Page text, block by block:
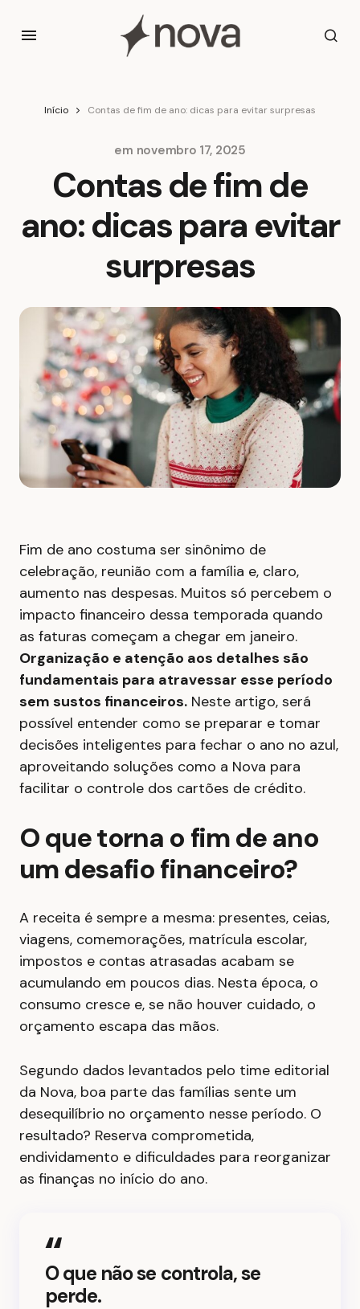
Início Contas de fim de ano: dicas para evitar surpresas
em novembro 17, 2025
Contas de fim de
ano: dicas para evitar
surpresas
Fim de ano costuma ser sinônimo de
celebração, reunião com a família e, claro,
aumento nas despesas. Muitos só percebem o
impacto financeiro dessa temporada quando
as faturas começam a chegar em janeiro.
Organização e atenção aos detalhes são
fundamentais para atravessar esse período
sem sustos financeiros. Neste artigo, será
possível entender como se preparar e tomar
decisões inteligentes para fechar o ano no azul,
aproveitando soluções como a Nova para
facilitar o controle dos cartões de crédito.
O que torna o fim de ano
um desafio financeiro?
A receita é sempre a mesma: presentes, ceias,
viagens, comemorações, matrícula escolar,
impostos e contas atrasadas acabam se
acumulando em poucos dias. Nesta época, o
consumo cresce e, se não houver cuidado, o
orçamento escapa das mãos.
Segundo dados levantados pelo time editorial
da Nova, boa parte das famílias sente um
desequilíbrio no orçamento nesse período. O
resultado? Reserva comprometida,
endividamento e dificuldades para reorganizar
as finanças no início do ano.
O que não se controla, se
perde.